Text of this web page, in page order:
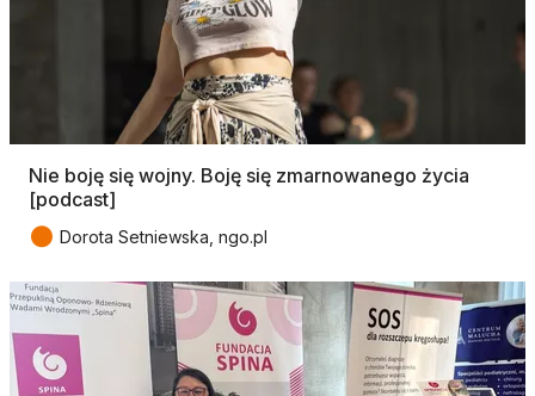
Nie boję się wojny. Boję się zmarnowanego życia
[podcast]
● Dorota Setniewska, ngo.pl